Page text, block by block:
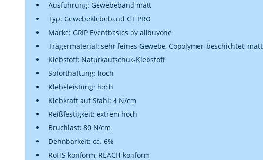
Ausführung: Gewebeband matt
Typ: Gewebeklebeband GT PRO
Marke: GRIP Eventbasics by allbuyone
Trägermaterial: sehr feines Gewebe, Copolymer-beschichtet, matt
Klebstoff: Naturkautschuk-Klebstoff
Soforthaftung: hoch
Klebeleistung: hoch
Klebkraft auf Stahl: 4 N/cm
Reißfestigkeit: extrem hoch
Bruchlast: 80 N/cm
Dehnbarkeit: ca. 6%
RoHS-konform, REACH-konform